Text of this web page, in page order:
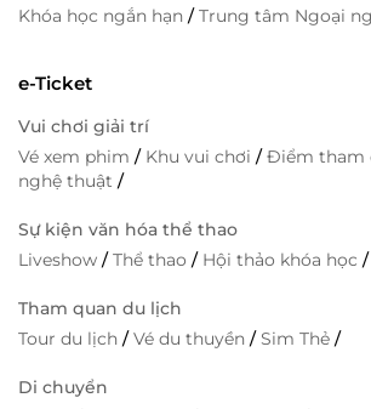
Khóa học ngắn hạn /Trung tâm Ngoại
e-Ticket
Vui chơi giải trí
Vé xem phim / Khu vui chơi /Điểm tham
nghệ thuật /
Sự kiện văn hóa thể thao
Liveshow /Thể thao / Hội thảo khóa học /
Tham quan du lịch
Tour du lịch /Vé du thuyền /Sim Thẻ /
Di chuyển